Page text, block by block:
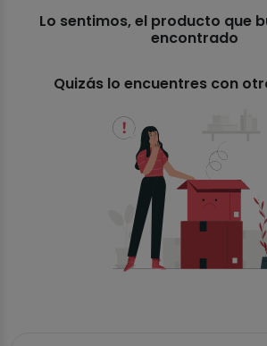
Lo sentimos, el producto que
encontrado
Quizás lo encuentres con